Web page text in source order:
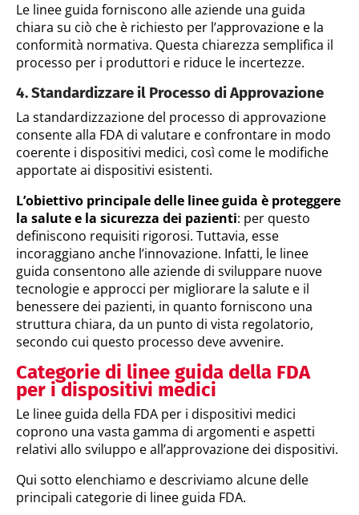
Le linee guida forniscono alle aziende una guida
chiara su ciò che è richiesto per l’approvazione e la
conformità normativa. Questa chiarezza semplifica il
processo per i produttori e riduce le incertezze.
4. Standardizzare il Processo di Approvazione
La standardizzazione del processo di approvazione
consente alla FDA di valutare e confrontare in modo
coerente i dispositivi medici, così come le modifiche
apportate ai dispositivi esistenti.
L’obiettivo principale delle linee guida è proteggere
la salute e la sicurezza dei pazienti: per questo
definiscono requisiti rigorosi. Tuttavia, esse
incoraggiano anche l’innovazione. Infatti, le linee
guida consentono alle aziende di sviluppare nuove
tecnologie e approcci per migliorare la salute e il
benessere dei pazienti, in quanto forniscono una
struttura chiara, da un punto di vista regolatorio,
secondo cui questo processo deve avvenire.
Categorie di linee guida della FDA
per i dispositivi medici
Le linee guida della FDA per i dispositivi medici
coprono una vasta gamma di argomenti e aspetti
relativi allo sviluppo e all’approvazione dei dispositivi.
Qui sotto elenchiamo e descriviamo alcune delle
principali categorie di linee guida FDA.